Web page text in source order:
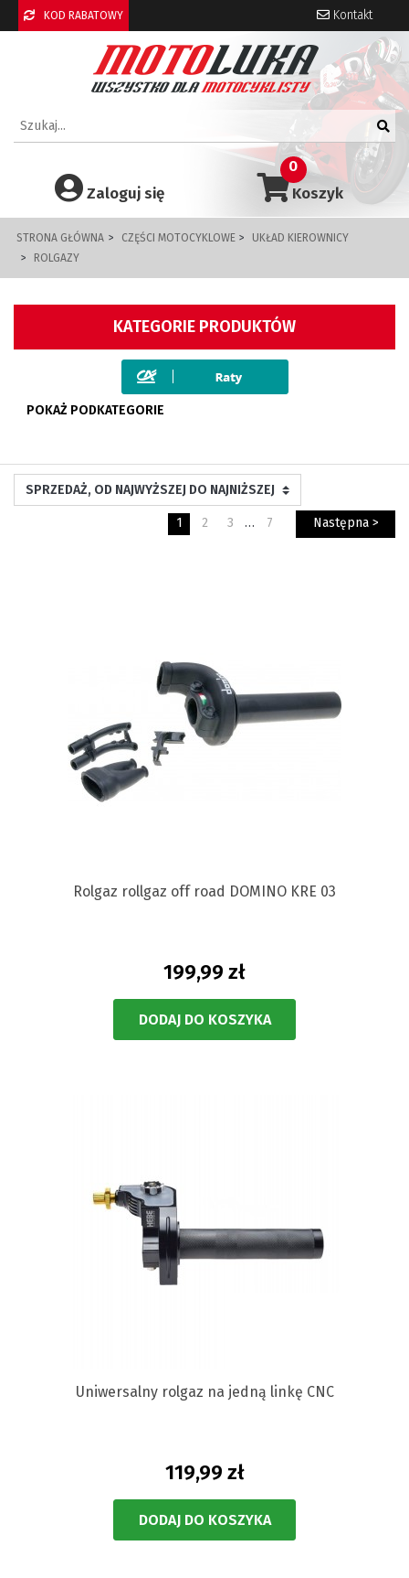
KOD RABATOWY Kontakt
Koszyk
0
Zaloguj się
STRONA GŁÓWNA CZĘŚCI MOTOCYKLOWE
UKŁAD KIEROWNICY
ROLGAZY
KATEGORIE PRODUKTÓW
POKAŻ PODKATEGORIE
1 2 3 … 7 Następna >
Rolgaz rollgaz off road DOMINO KRE 03
199,99 zł
DODAJ DO KOSZYKA
Uniwersalny rolgaz na jedną linkę CNC
119,99 zł
DODAJ DO KOSZYKA